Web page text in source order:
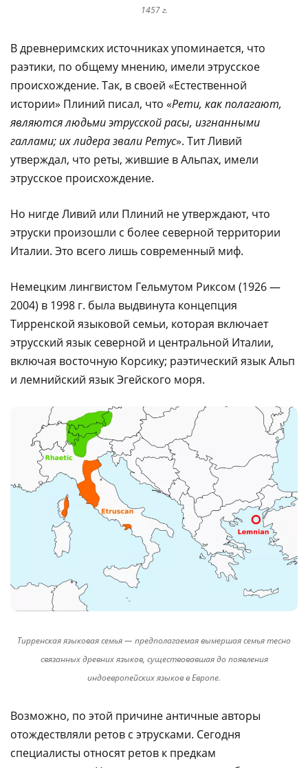
1457 г.
В древнеримских источниках упоминается, что
раэтики, по общему мнению, имели этрусское
происхождение. Так, в своей «Естественной
истории» Плиний писал, что «Рети, как полагают,
являются людьми этрусской расы, изгнанными
галлами; их лидера звали Ретус». Тит Ливий
утверждал, что реты, жившие в Альпах, имели
этрусское происхождение.
Но нигде Ливий или Плиний не утверждают, что
этруски произошли с более северной территории
Италии. Это всего лишь современный миф.
Немецким лингвистом Гельмутом Риксом (1926 —
2004) в 1998 г. была выдвинута концепция
Тирренской языковой семьи, которая включает
этрусский язык северной и центральной Италии,
включая восточную Корсику; раэтический язык Альп
и лемнийский язык Эгейского моря.
Тирренская языковая семья — предполагаемая вымершая семья тесно
связанных древних языков, существовавшая до появления
индоевропейских языков в Европе.
Возможно, по этой причине античные авторы
отождествляли ретов с этрусками. Сегодня
специалисты относят ретов к предкам